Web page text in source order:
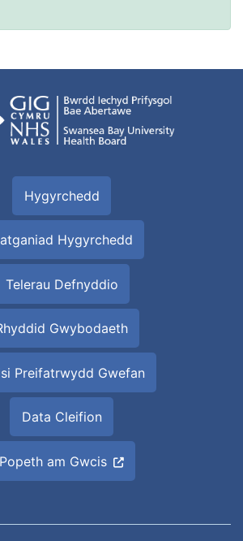
Hygyrchedd
Hygyrchedd
Telerau Defnyddio
Gwybodaeth
Preifatrwydd Gwefan
Data Cleifion
Popeth am Gwcis